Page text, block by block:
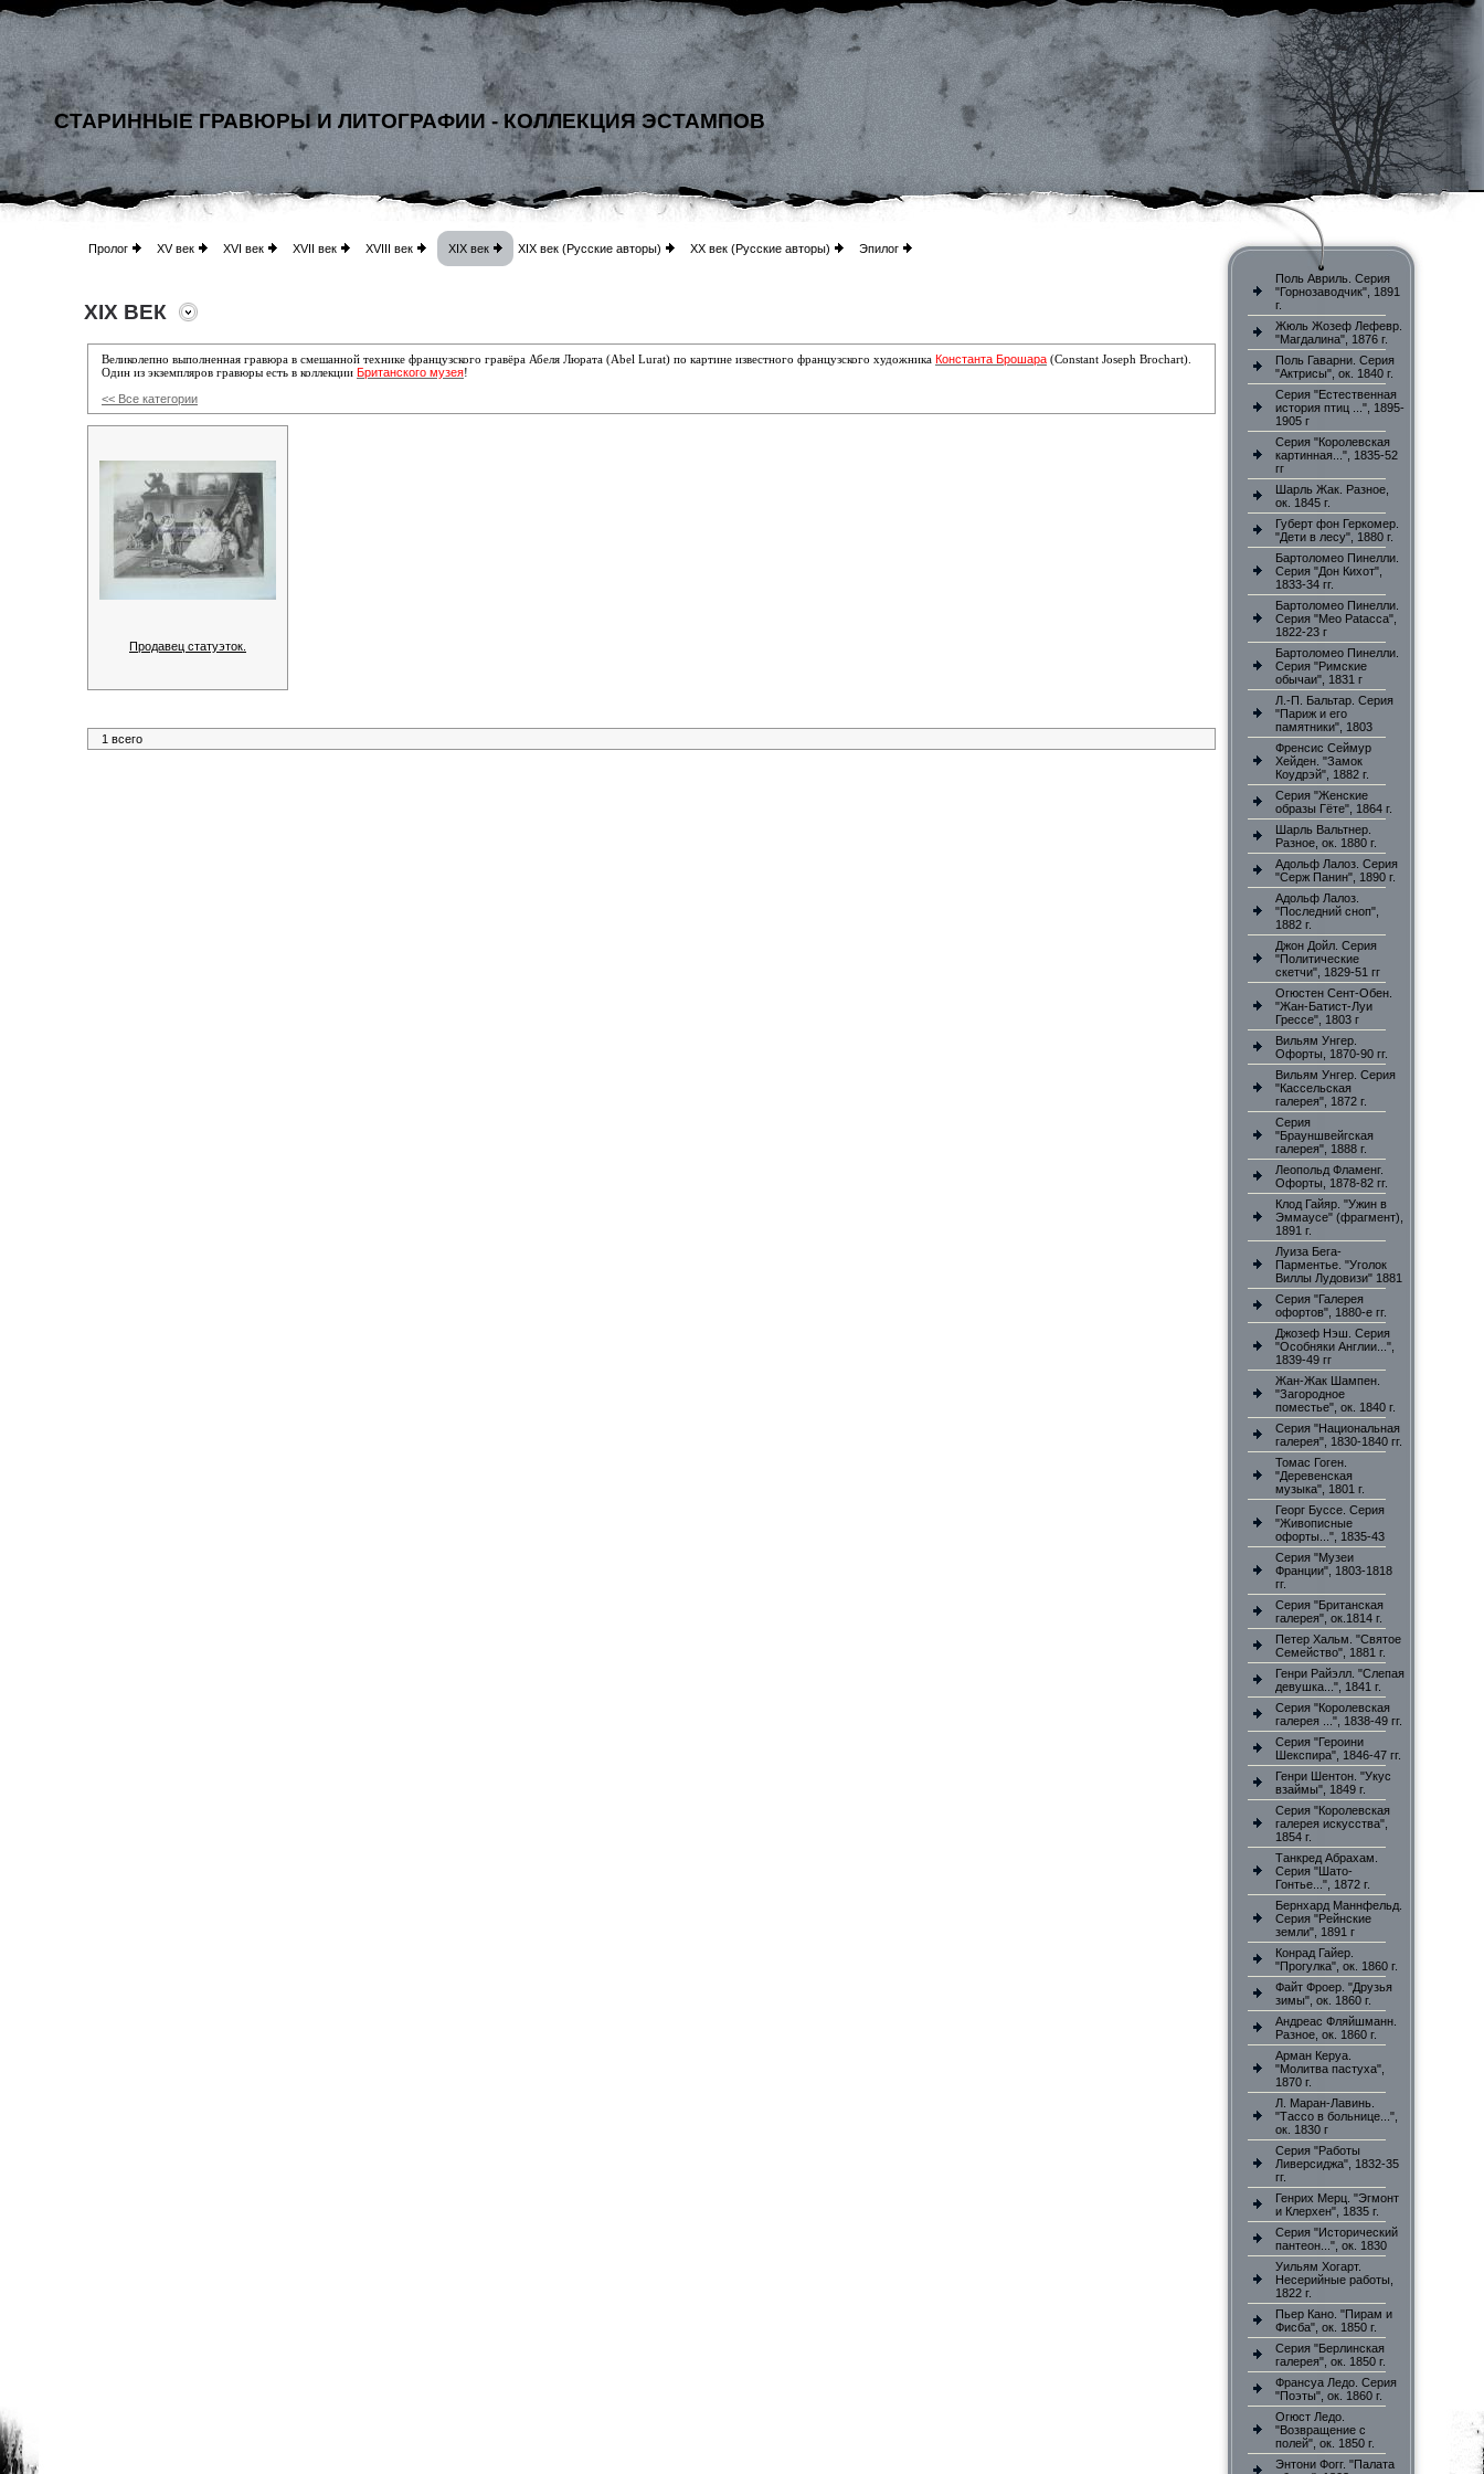
СТАРИННЫЕ ГРАВЮРЫ И ЛИТОГРАФИИ - КОЛЛЕКЦИЯ ЭСТАМПОВ
Пролог XV век XVI век XVII век XVIII век XIX век XIX век (Русские авторы) XX век (Русские авторы) Эпилог
XIX ВЕК
Великолепно выполненная гравюра в смешанной технике французского гравёра Абеля Люрата (Abel Lurat) по картине известного французского художника Константа Брошара (Constant Joseph Brochart).
Один из экземпляров гравюры есть в коллекции Британского музея!
<< Все категории
Продавец статуэток.
1 всего
Поль Авриль. Серия
"Горнозаводчик", 1891
г.
Жюль Жозеф Лефевр.
"Магдалина", 1876 г.
Поль Гаварни. Серия
"Актрисы", ок. 1840 г.
Серия "Естественная
история птиц ...", 1895-
1905 г
Серия "Королевская
картинная...", 1835-52
гг
Шарль Жак. Разное,
ок. 1845 г.
Губерт фон Геркомер.
"Дети в лесу", 1880 г.
Бартоломео Пинелли.
Серия "Дон Кихот",
1833-34 гг.
Бартоломео Пинелли.
Серия "Meo Patacca",
1822-23 г
Бартоломео Пинелли.
Серия "Римские
обычаи", 1831 г
Л.-П. Бальтар. Серия
"Париж и его
памятники", 1803
Френсис Сеймур
Хейден. "Замок
Коудрэй", 1882 г.
Серия "Женские
образы Гёте", 1864 г.
Шарль Вальтнер.
Разное, ок. 1880 г.
Адольф Лалоз. Серия
"Серж Панин", 1890 г.
Адольф Лалоз.
"Последний сноп",
1882 г.
Джон Дойл. Серия
"Политические
скетчи", 1829-51 гг
Огюстен Сент-Обен.
"Жан-Батист-Луи
Грессе", 1803 г
Вильям Унгер.
Офорты, 1870-90 гг.
Вильям Унгер. Серия
"Кассельская
галерея", 1872 г.
Серия
"Брауншвейгская
галерея", 1888 г.
Леопольд Фламенг.
Офорты, 1878-82 гг.
Клод Гайяр. "Ужин в
Эммаусе" (фрагмент),
1891 г.
Луиза Бега-
Парментье. "Уголок
Виллы Лудовизи" 1881
Серия "Галерея
офортов", 1880-е гг.
Джозеф Нэш. Серия
"Особняки Англии...",
1839-49 гг
Жан-Жак Шампен.
"Загородное
поместье", ок. 1840 г.
Серия "Национальная
галерея", 1830-1840 гг.
Томас Гоген.
"Деревенская
музыка", 1801 г.
Георг Буссе. Серия
"Живописные
офорты...", 1835-43
Серия "Музеи
Франции", 1803-1818
гг.
Серия "Британская
галерея", ок.1814 г.
Петер Хальм. "Святое
Семейство", 1881 г.
Генри Райэлл. "Слепая
девушка...", 1841 г.
Серия "Королевская
галерея ...", 1838-49 гг.
Серия "Героини
Шекспира", 1846-47 гг.
Генри Шентон. "Укус
взаймы", 1849 г.
Серия "Королевская
галерея искусства",
1854 г.
Танкред Абрахам.
Серия "Шато-
Гонтье...", 1872 г.
Бернхард Маннфельд.
Серия "Рейнские
земли", 1891 г
Конрад Гайер.
"Прогулка", ок. 1860 г.
Файт Фроер. "Друзья
зимы", ок. 1860 г.
Андреас Фляйшманн.
Разное, ок. 1860 г.
Арман Керуа.
"Молитва пастуха",
1870 г.
Л. Маран-Лавинь.
"Тассо в больнице...",
ок. 1830 г
Серия "Работы
Ливерсиджа", 1832-35
гг.
Генрих Мерц. "Эгмонт
и Клерхен", 1835 г.
Серия "Исторический
пантеон...", ок. 1830
Уильям Хогарт.
Несерийные работы,
1822 г.
Пьер Кано. "Пирам и
Фисба", ок. 1850 г.
Серия "Берлинская
галерея", ок. 1850 г.
Франсуа Ледо. Серия
"Поэты", ок. 1860 г.
Огюст Ледо.
"Возвращение с
полей", ок. 1850 г.
Энтони Фогг. "Палата